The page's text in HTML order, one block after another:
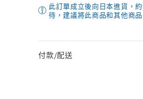
此訂單成立後向日本進貨，
待，建議將此商品和其他商品
付款/配送